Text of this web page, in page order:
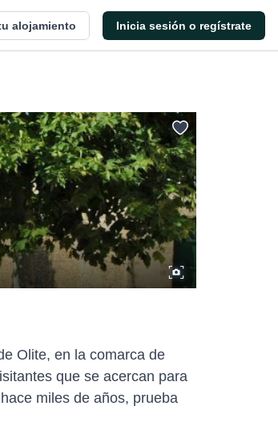
alojamiento Inicia sesión o regístrate
Olite, en la comarca de
que se acercan para
miles de años, prueba